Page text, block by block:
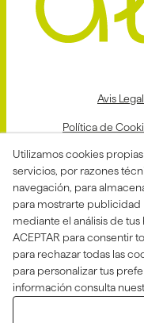
Avis Legal
Política de
Aquesta actuació
Departament
Social Europeu com
Europea a la
Utilizamos cookies
servicios, por razones
navegación, para
para mostrarte
mediante el análisis de
ACEPTAR para consentir
para rechazar todas las
para personalizar tus
información consulta